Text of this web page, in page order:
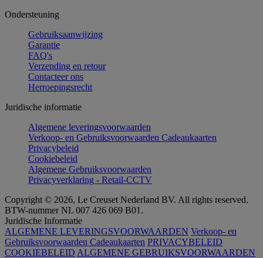
Ondersteuning
Gebruiksaanwijzing
Garantie
FAQ's
Verzending en retour
Contacteer ons
Herroepingsrecht
Juridische informatie
Algemene leveringsvoorwaarden
Verkoop- en Gebruiksvoorwaarden Cadeaukaarten
Privacybeleid
Cookiebeleid
Algemene Gebruiksvoorwaarden
Privacyverklaring - Retail-CCTV
Copyright © 2026, Le Creuset Nederland BV. All rights reserved.
BTW-nummer NL 007 426 069 B01.
Juridische Informatie
ALGEMENE LEVERINGSVOORWAARDEN Verkoop- en
Gebruiksvoorwaarden Cadeaukaarten PRIVACYBELEID
COOKIEBELEID ALGEMENE GEBRUIKSVOORWAARDEN